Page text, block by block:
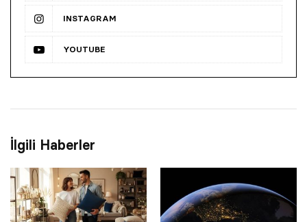
INSTAGRAM
YOUTUBE
İlgili Haberler